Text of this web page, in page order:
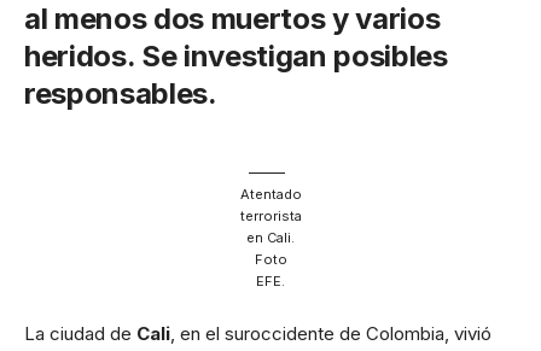
al menos dos muertos y varios
heridos. Se investigan posibles
responsables.
Atentado
terrorista
en Cali.
Foto
EFE.
La ciudad de Cali, en el suroccidente de Colombia, vivió